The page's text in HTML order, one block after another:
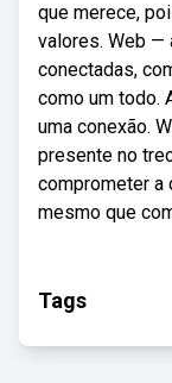
que merece,
valores. Web —
conectadas,
como um todo.
uma conexão.
presente no
comprometer a
mesmo que
Tags